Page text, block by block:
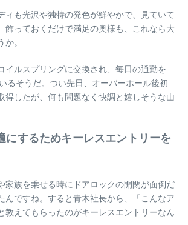
ィも光沢や独特の発色が鮮やかで、見ていて
飾っておくだけで満足の奥様も、これなら大
。
イルスプリングに交換され、毎日の通勤を
るそうだ。つい先日、オーバーホール後初
得したが、何も問題なく快調と嬉しそうな山
にするためキーレスエントリーを
家族を乗せる時にドアロックの開閉が面倒だ
んですね。すると青木社長から、「こんなア
教えてもらったのがキーレスエントリーなん